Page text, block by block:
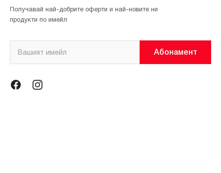
Получавай най-добрите оферти и най-новите ни
продукти по имейл
Абонамент